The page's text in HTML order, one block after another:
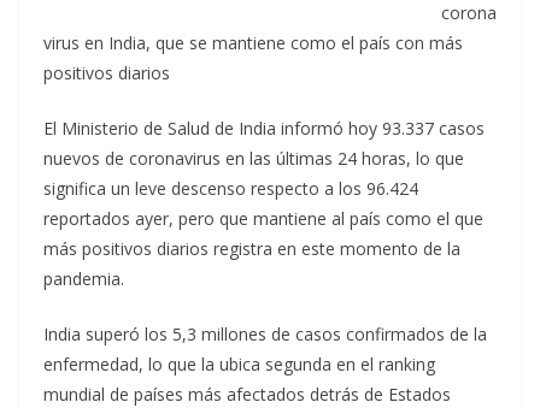
corona
virus en India, que se mantiene como el país con más
positivos diarios
El Ministerio de Salud de India informó hoy 93.337 casos
nuevos de coronavirus en las últimas 24 horas, lo que
significa un leve descenso respecto a los 96.424
reportados ayer, pero que mantiene al país como el que
más positivos diarios registra en este momento de la
pandemia.
India superó los 5,3 millones de casos confirmados de la
enfermedad, lo que la ubica segunda en el ranking
mundial de países más afectados detrás de Estados